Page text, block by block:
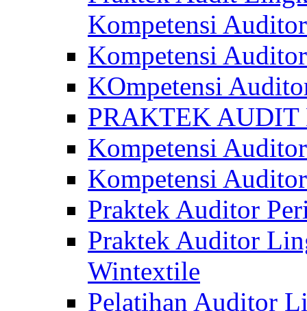
Kompetensi
Kompetensi
KOmpetensi
PRAKTEK
Kompetensi
Kompetensi
Praktek Auditor
Praktek Auditor
Wintextile
Pelatihan Auditor